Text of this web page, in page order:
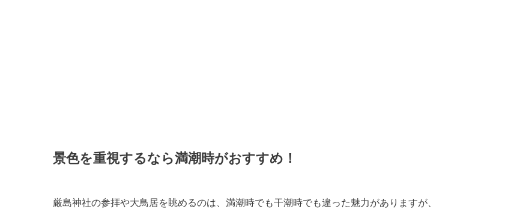
景色を重視するなら満潮時がおすすめ！
厳島神社の参拝や大鳥居を眺めるのは、満潮時でも干潮時でも違った魅力がありますが、